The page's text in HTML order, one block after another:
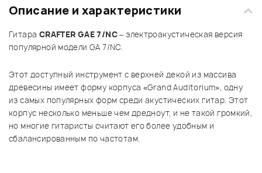
Описание и характеристики
Гитара CRAFTER GAE 7/NC– электроакустическая версия
популярной модели GA 7/NC.
Этот доступный инструмент с верхней декой из массива
древесины имеет форму корпуса «Grand Auditorium», одну
из самых популярных форм среди акустических гитар. Этот
корпус несколько меньше чем дредноут, и не такой громкий,
но многие гитаристы считают его более удобным и
сбалансированным по частотам.